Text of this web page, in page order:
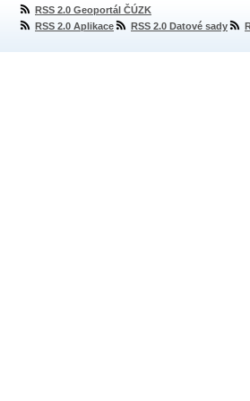
RSS 2.0 Geoportál ČÚZK
RSS 2.0 Aplikace
RSS 2.0 Datové sady